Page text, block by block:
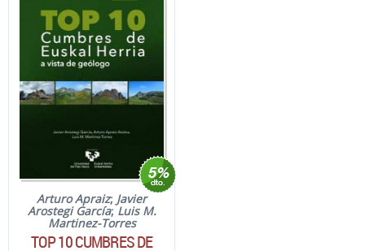
Arturo Apraiz; Javier
Arostegi García;Luis M.
Martinez-Torres
TOP 10 CUMBRES DE